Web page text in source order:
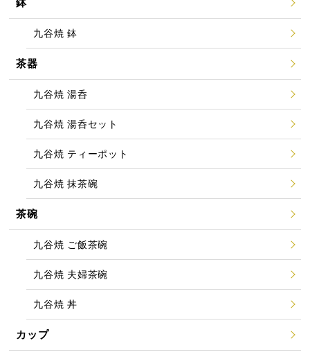
九谷焼 鉢
茶器
九谷焼 湯呑
九谷焼 湯呑セット
九谷焼 ティーポット
九谷焼 抹茶碗
茶碗
九谷焼 ご飯茶碗
九谷焼 夫婦茶碗
九谷焼 丼
カップ